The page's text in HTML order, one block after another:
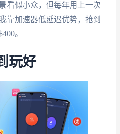
看似小众，但每年用上一次
靠加速器低延迟优势，抢到
。
玩好